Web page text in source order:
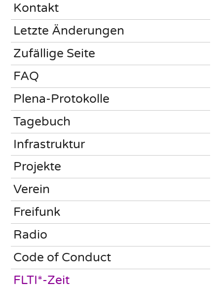
Kontakt
Letzte Änderungen
Zufällige Seite
FAQ
Plena-Protokolle
Tagebuch
Infrastruktur
Projekte
Verein
Freifunk
Radio
Code of Conduct
FLTI*-Zeit